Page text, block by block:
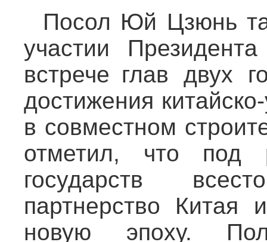
Посол Юй Цзюнь
участии
встрече глав двух
достижения
в совместном
отметил, что под
государств
партнерство Китая
новую эпоху.